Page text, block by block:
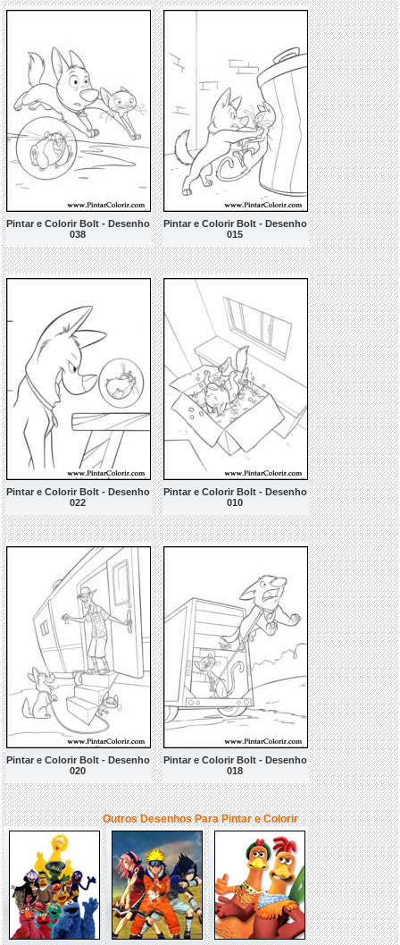
Pintar e Colorir Bolt - Desenho
038
Pintar e Colorir Bolt - Desenho
015
Pintar e Colorir Bolt - Desenho
022
Pintar e Colorir Bolt - Desenho
010
Pintar e Colorir Bolt - Desenho
020
Pintar e Colorir Bolt - Desenho
018
Outros Desenhos Para Pintar e Colorir